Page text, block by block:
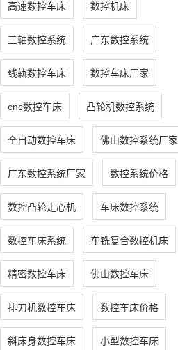
高速数控车床 数控机床
三轴数控系统 广东数控系统
线轨数控车床 数控车床厂家
cnc数控车床 凸轮机数控系统
全自动数控车床 佛山数控系统厂家
广东数控系统厂家 数控系统价格
数控凸轮走心机 车床数控系统
数控车床系统 车铣复合数控机床
精密数控车床 佛山数控车床
排刀机数控车床 数控车床价格
斜床身数控车床 小型数控车床